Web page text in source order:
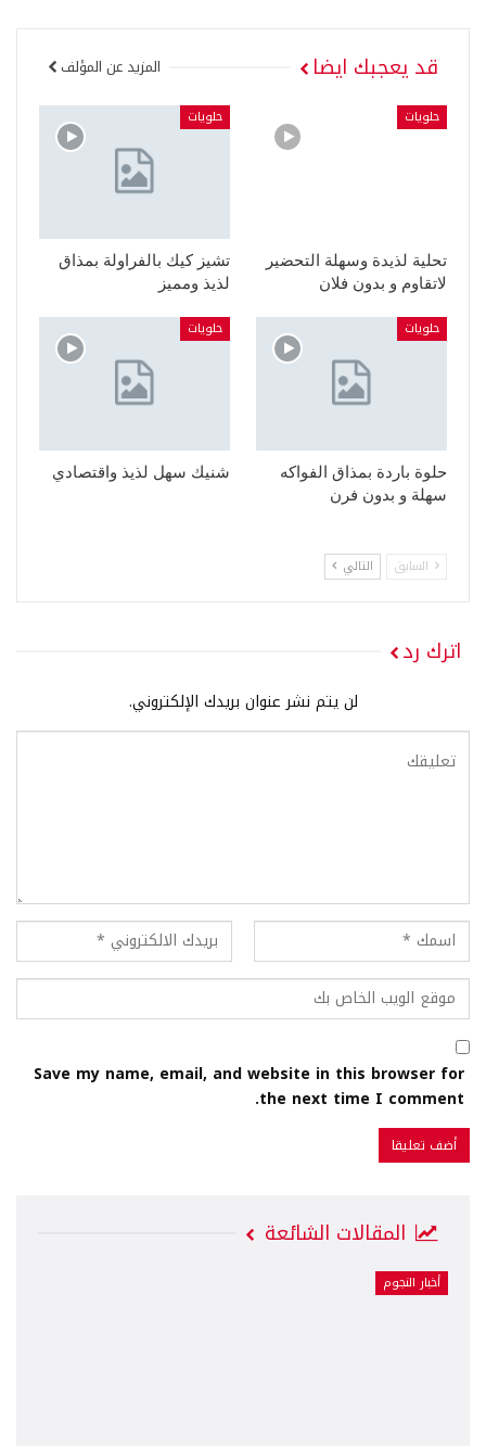
قد يعجبك ايضا المزيد عن المؤلف
حلويات
تحلية لذيدة وسهلة التحضير
لاتقاوم و بدون فلان
حلويات
تشيز كيك بالفراولة بمذاق
لذيذ ومميز
حلويات
حلوة باردة بمذاق الفواكه
سهلة و بدون فرن
حلويات
شنيك سهل لذيذ واقتصادي
السابق التالي
اترك رد
لن يتم نشر عنوان بريدك الإلكتروني.
Save my name, email, and website in this browser for
the next time I comment.
المقالات الشائعة
أخبار النجوم